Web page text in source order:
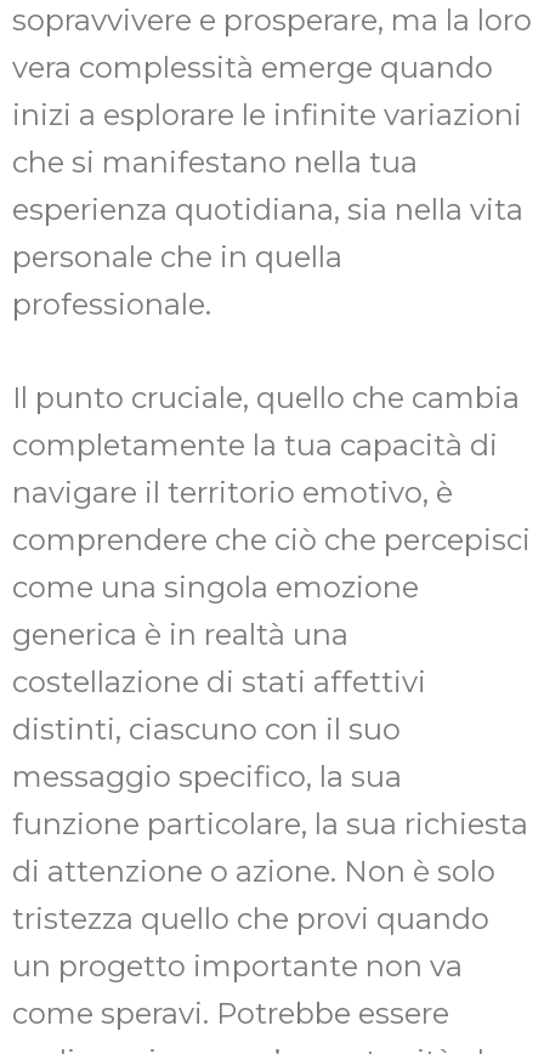
sopravvivere e prosperare, ma la loro
vera complessità emerge quando
inizi a esplorare le infinite variazioni
che si manifestano nella tua
esperienza quotidiana, sia nella vita
personale che in quella
professionale.
Il punto cruciale, quello che cambia
completamente la tua capacità di
navigare il territorio emotivo, è
comprendere che ciò che percepisci
come una singola emozione
generica è in realtà una
costellazione di stati affettivi
distinti, ciascuno con il suo
messaggio specifico, la sua
funzione particolare, la sua richiesta
di attenzione o azione. Non è solo
tristezza quello che provi quando
un progetto importante non va
come speravi. Potrebbe essere